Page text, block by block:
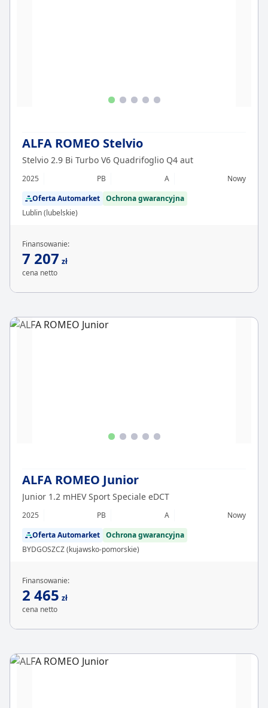
ALFA ROMEO Stelvio
Stelvio 2.9 Bi Turbo V6 Quadrifoglio Q4 aut
2025 PB A
Nowy
Oferta Automarket Ochrona gwarancyjna
Lublin (lubelskie)
Finansowanie:
7 207 zł
cena netto
ALFA ROMEO Junior
Junior 1.2 mHEV Sport Speciale eDCT
2025 PB A
Nowy
Oferta Automarket Ochrona gwarancyjna
BYDGOSZCZ (kujawsko-pomorskie)
Finansowanie:
2 465 zł
cena netto